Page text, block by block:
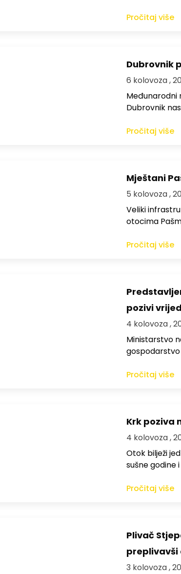
Pročitaj više
Dubrovnik
6 kolovoza ,
Međunarodni
Dubrovnik
Pročitaj više
Mještani
5 kolovoza ,
Veliki
otocima
Pročitaj više
pozivi
4 kolovoza ,
Ministarstvo
gospodarstvo
Pročitaj više
Krk poziva
4 kolovoza ,
Otok bilježi
sušne godine
Pročitaj više
Plivač
preplivavši
3 kolovoza ,